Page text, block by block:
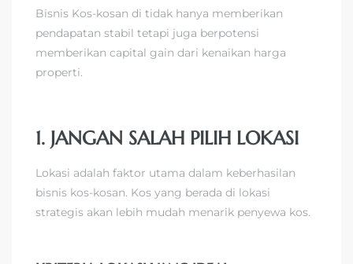
Bisnis Kos-kosan di tidak hanya memberikan
pendapatan stabil tetapi juga berpotensi
memberikan capital gain dari kenaikan harga
properti.
1. JANGAN SALAH PILIH LOKASI
Lokasi adalah faktor utama dalam keberhasilan
bisnis kos-kosan. Kos yang berada di lokasi
strategis akan lebih mudah menarik penyewa kos.